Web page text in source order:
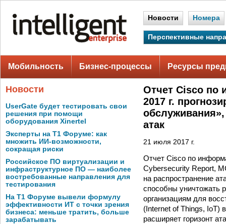
Новости Номера
Перспективные
Мобильность Бизнес-процессы Ресурсы
Новости
UserGate будет тестировать свои
решения при помощи
оборудования Xinertel
Эксперты на Т1 Форуме: как
множить ИИ-возможности,
сокращая риски
Российское ПО виртуализации и
инфраструктурное ПО — наиболее
востребованные направления для
тестирования
На Т1 Форуме вывели формулу
эффективности ИТ с точки зрения
бизнеса: меньше тратить, больше
зарабатывать
Отчет Cisco по
2017 г.
атак
21 июля 2017 г.
Отчет Cisco по
Cybersecurity Report,
на распространение
способны уничтожать
организациям для
(Internet of Things, IoT)
расширяет горизонт